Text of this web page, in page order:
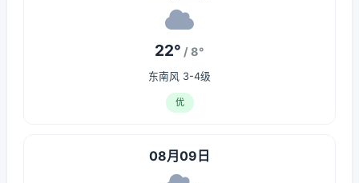
22° / 8°
东南风 3-4级
优
08月09日